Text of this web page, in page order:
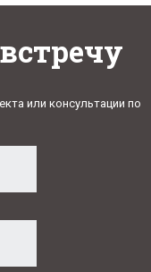
или консультации по